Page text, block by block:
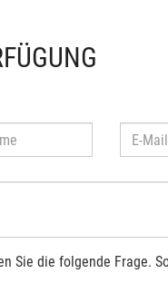
Sie die folgende Frage.